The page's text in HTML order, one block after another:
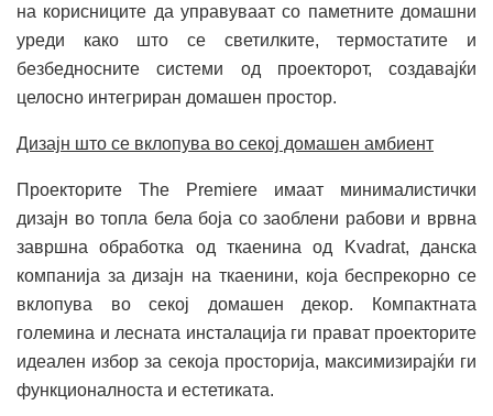
на корисниците да управуваат со паметните домашни
уреди како што се светилките, термостатите и
безбедносните системи од проекторот, создавајќи
целосно интегриран домашен простор.
Дизајн што се вклопува во секој домашен амбиент
Проекторите The Premiere имаат минималистички
дизајн во топла бела боја со заоблени рабови и врвна
завршна обработка од ткаенина од Kvadrat, данска
компанија за дизајн на ткаенини, која беспрекорно се
вклопува во секој домашен декор. Компактната
големина и лесната инсталација ги прават проекторите
идеален избор за секоја просторија, максимизирајќи ги
функционалноста и естетиката.